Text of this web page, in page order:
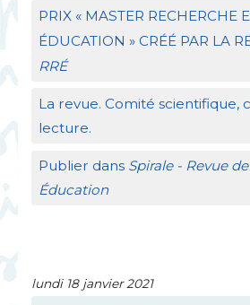
PRIX« MASTER RECHERCHE
ÉDUCATION » CRÉÉ PAR LA
RRÉ
La revue. Comité scientifique,
lecture.
Publier dans Spirale - Revue
Éducation
lundi 18 janvier 2021